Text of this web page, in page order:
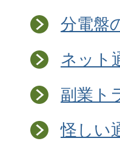
分電盤
ネット
副業ト
怪しい